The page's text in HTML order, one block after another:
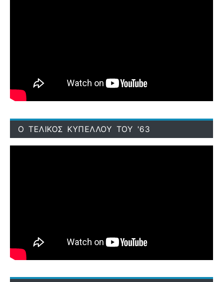
Ο ΤΕΛΙΚΟΣ ΚΥΠΕΛΛΟΥ ΤΟΥ '63